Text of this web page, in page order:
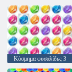
Κόσμημα φυσαλίδες 3